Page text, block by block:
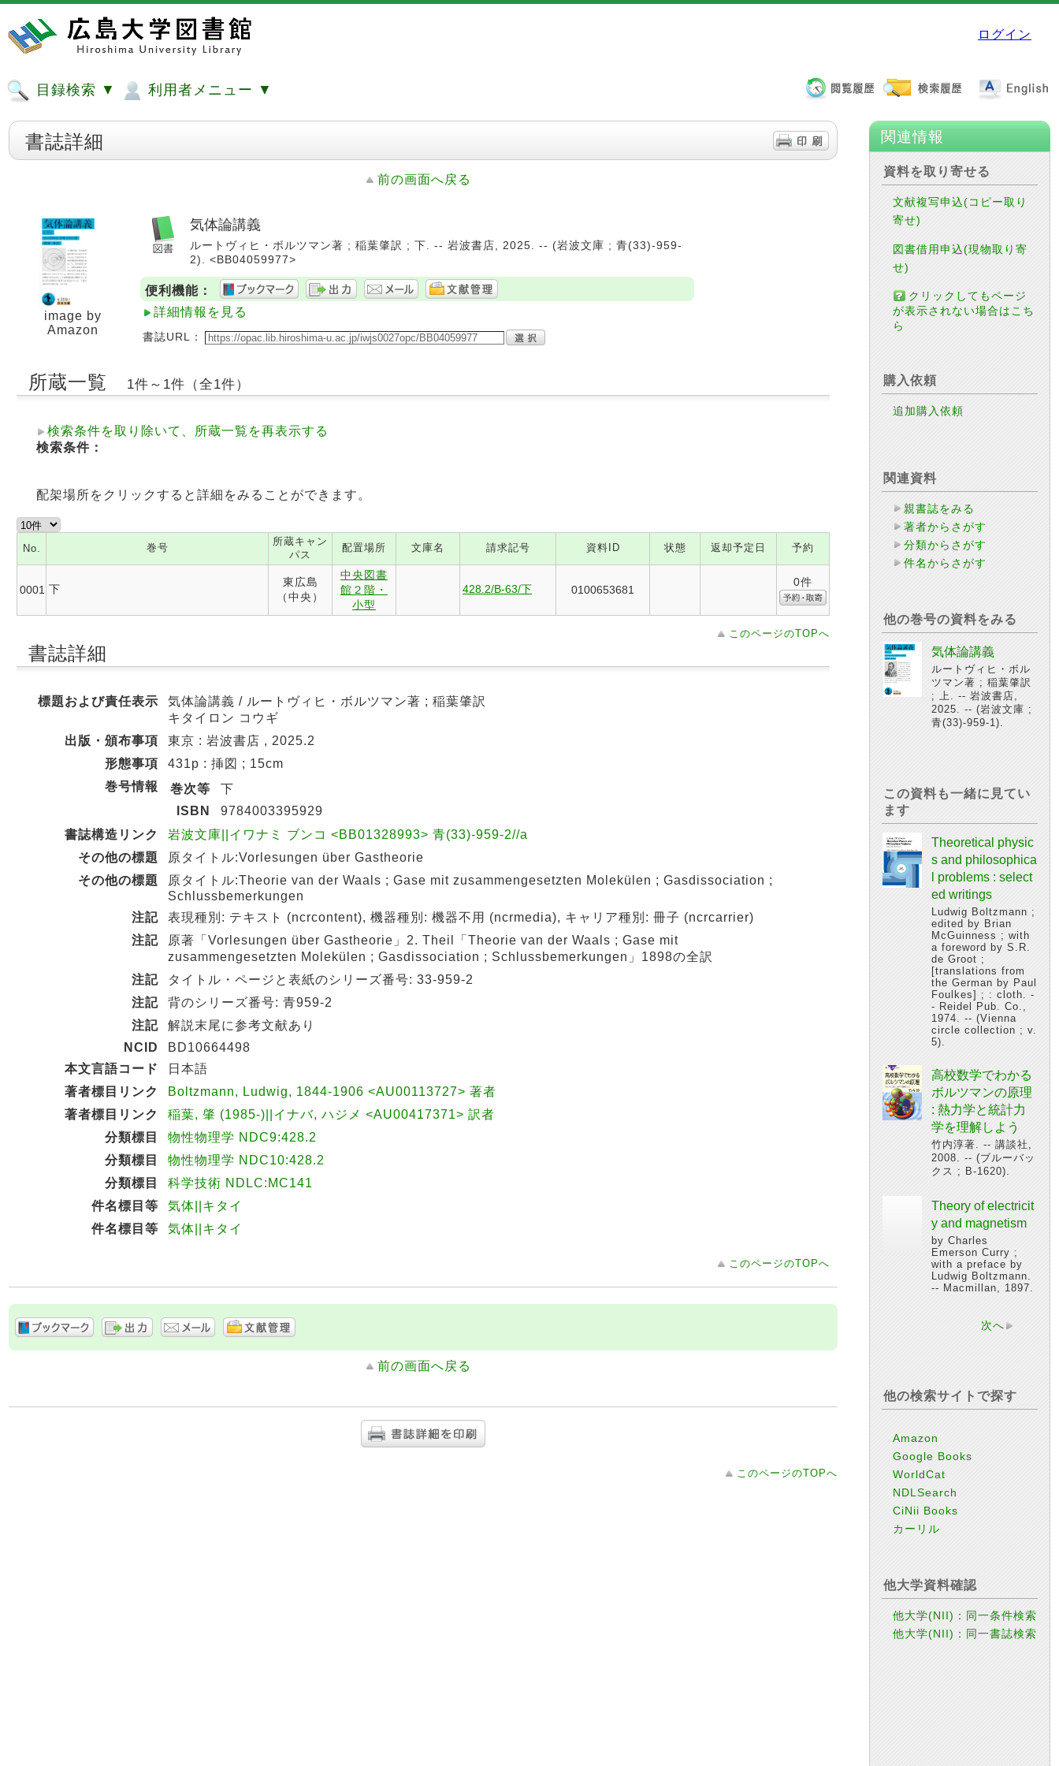
ログイン
目録検索 ▼ 利用者メニュー ▼
書誌詳細
前の画面へ戻る
image by
Amazon
気体論講義
ルートヴィヒ・ボルツマン著 ; 稲葉肇訳 ; 下. -- 岩波書店, 2025. -- (岩波文庫 ; 青(33)-959-
2). <BB04059977>
便利機能：
詳細情報を見る
書誌URL：
所蔵一覧 1件～1件（全1件）
検索条件を取り除いて、所蔵一覧を再表示する
検索条件：
配架場所をクリックすると詳細をみることができます。
No. 巻号
所蔵キャン
パス
配置場所 文庫名 請求記号 資料ID 状態 返却予定日 予約
0001 下
東広島
（中央）
中央図書
館２階・
小型
428.2/B-63/下 0100653681
0件
このページのTOPへ
書誌詳細
標題および責任表示
気体論講義 / ルートヴィヒ・ボルツマン著 ; 稲葉肇訳
キタイロン コウギ
出版・頒布事項
東京 : 岩波書店 , 2025.2
形態事項
431p : 挿図 ; 15cm
巻号情報
巻次等
下
ISBN
9784003395929
書誌構造リンク
岩波文庫||イワナミ ブンコ <BB01328993> 青(33)-959-2//a
その他の標題
原タイトル:Vorlesungen über Gastheorie
その他の標題
原タイトル:Theorie van der Waals ; Gase mit zusammengesetzten Molekülen ; Gasdissociation ;
Schlussbemerkungen
注記
表現種別: テキスト (ncrcontent), 機器種別: 機器不用 (ncrmedia), キャリア種別: 冊子 (ncrcarrier)
注記
原著「Vorlesungen über Gastheorie」2. Theil「Theorie van der Waals ; Gase mit
zusammengesetzten Molekülen ; Gasdissociation ; Schlussbemerkungen」1898の全訳
注記
タイトル・ページと表紙のシリーズ番号: 33-959-2
注記
背のシリーズ番号: 青959-2
注記
解説末尾に参考文献あり
NCID
BD10664498
本文言語コード
日本語
著者標目リンク
Boltzmann, Ludwig, 1844-1906 <AU00113727> 著者
著者標目リンク
稲葉, 肇 (1985-)||イナバ, ハジメ <AU00417371> 訳者
分類標目
物性物理学 NDC9:428.2
分類標目
物性物理学 NDC10:428.2
分類標目
科学技術 NDLC:MC141
件名標目等
気体||キタイ
件名標目等
気体||キタイ
このページのTOPへ
前の画面へ戻る
このページのTOPへ
関連情報
資料を取り寄せる
文献複写申込(コピー取り
寄せ)
図書借用申込(現物取り寄
せ)
クリックしてもページ
が表示されない場合はこち
ら
購入依頼
追加購入依頼
関連資料
親書誌をみる
著者からさがす
分類からさがす
件名からさがす
他の巻号の資料をみる
気体論講義
ルートヴィヒ・ボル
ツマン著 ; 稲葉肇訳
; 上. -- 岩波書店,
2025. -- (岩波文庫 ;
青(33)-959-1).
この資料も一緒に見てい
ます
Theoretical physic
s and philosophica
l problems : select
ed writings
Ludwig Boltzmann ;
edited by Brian
McGuinness ; with
a foreword by S.R.
de Groot ;
[translations from
the German by Paul
Foulkes] ; : cloth. -
- Reidel Pub. Co.,
1974. -- (Vienna
circle collection ; v.
5).
高校数学でわかる
ボルツマンの原理
: 熱力学と統計力
学を理解しよう
竹内淳著. -- 講談社,
2008. -- (ブルーバッ
クス ; B-1620).
Theory of electricit
y and magnetism
by Charles
Emerson Curry ;
with a preface by
Ludwig Boltzmann.
-- Macmillan, 1897.
次へ
他の検索サイトで探す
Amazon
Google Books
WorldCat
NDLSearch
CiNii Books
カーリル
他大学資料確認
他大学(NII)：同一条件検索
他大学(NII)：同一書誌検索